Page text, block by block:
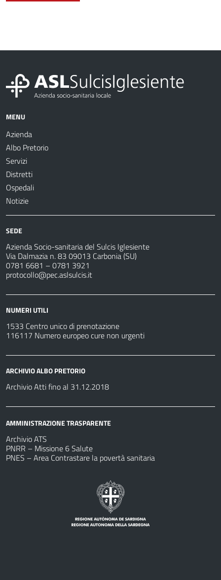
MENU
Azienda
Albo Pretorio
Servizi
Distretti
Ospedali
Notizie
SEDE
Azienda Socio-sanitaria del Sulcis Iglesiente
Via Dalmazia n. 83 09013 Carbonia (SU)
0781 6681 – 0781 3921
protocollo@pec.aslsulcis.it
NUMERI UTILI
1533 Centro unico di prenotazione
116117 Numero europeo cure non urgenti
ARCHIVIO ALBO PRETORIO
Archivio Atti fino al 31.12.2018
AMMINISTRAZIONE TRASPARENTE
Archivio ATS
PNRR – Missione 6 Salute
PNES – Area Contrastare la povertà sanitaria